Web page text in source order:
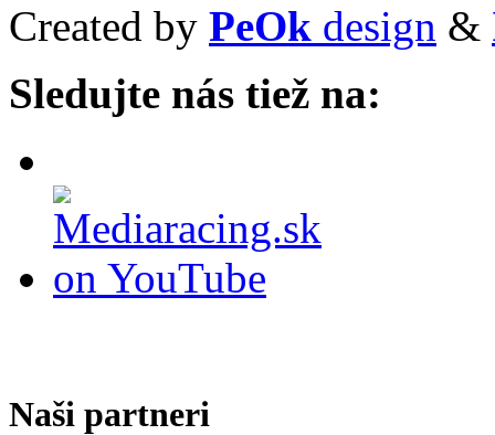
Created by PeOk design &
Sledujte nás tiež na:
Naši partneri